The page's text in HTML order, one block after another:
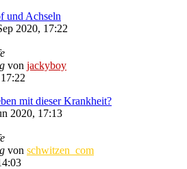
und Achseln
2020, 17:22
von jackyboy
mit dieser Krankheit?
2020, 17:13
von schwitzen_com